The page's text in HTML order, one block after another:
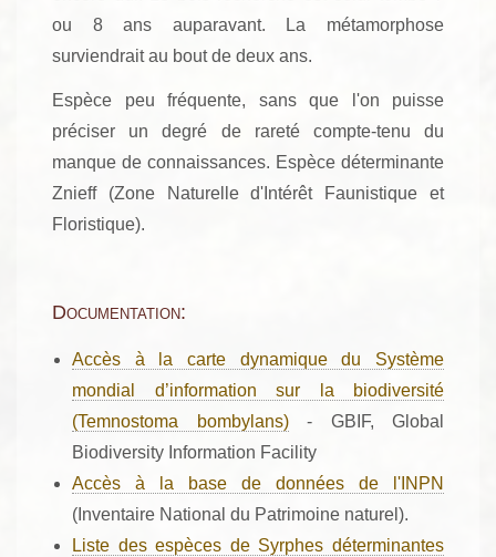
ou 8 ans auparavant. La métamorphose
surviendrait au bout de deux ans.
Espèce peu fréquente, sans que l'on puisse
préciser un degré de rareté compte-tenu du
manque de connaissances. Espèce déterminante
Znieff (Zone Naturelle d'Intérêt Faunistique et
Floristique).
Documentation:
Accès à la carte dynamique du Système
mondial d’information sur la biodiversité
(Temnostoma bombylans)- GBIF, Global
Biodiversity Information Facility
Accès à la base de données de l'INPN
(Inventaire National du Patrimoine naturel).
Liste des espèces de Syrphes déterminantes